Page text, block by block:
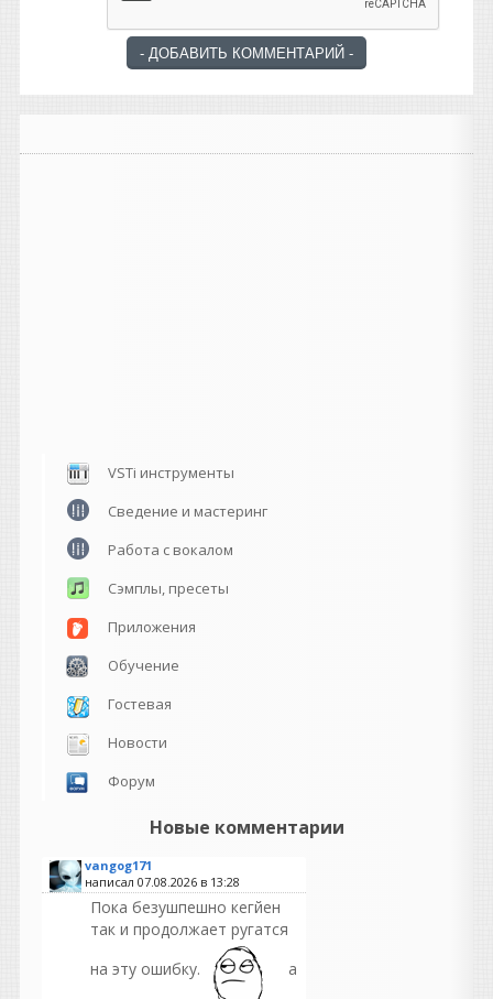
VSTi инструменты
Сведение и мастеринг
Работа с вокалом
Сэмплы, пресеты
Приложения
Обучение
Гостевая
Новости
Форум
Новые комментарии
vangog171
написал 07.08.2026 в 13:28
Пока безушпешно кегйен
так и продолжает ругатся
на эту ошибку.
а